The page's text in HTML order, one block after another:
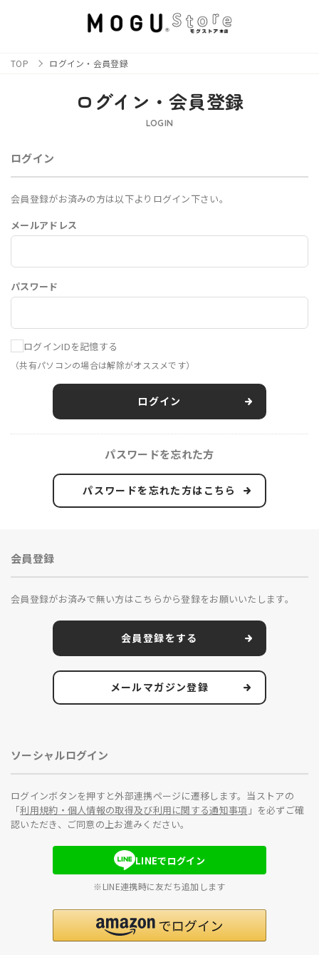
TOP ログイン・会員登録
ログイン・会員登録
LOGIN
ログイン
会員登録がお済みの方は以下よりログイン下さい。
メールアドレス
パスワード
ログインIDを記憶する
（共有パソコンの場合は解除がオススメです）
ログイン
パスワードを忘れた方
パスワードを忘れた方はこちら
会員登録
会員登録がお済みで無い方はこちらから登録をお願いいたします。
会員登録をする
メールマガジン登録
ソーシャルログイン
ログインボタンを押すと外部連携ページに遷移します。当ストアの
「利用規約・個人情報の取得及び利用に関する通知事項 」を必ずご確
認いただき、ご同意の上お進みください。
LINEでログイン
※LINE連携時に友だち追加します